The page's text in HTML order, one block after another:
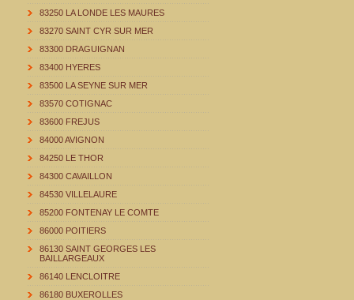
83250 LA LONDE LES MAURES
83270 SAINT CYR SUR MER
83300 DRAGUIGNAN
83400 HYERES
83500 LA SEYNE SUR MER
83570 COTIGNAC
83600 FREJUS
84000 AVIGNON
84250 LE THOR
84300 CAVAILLON
84530 VILLELAURE
85200 FONTENAY LE COMTE
86000 POITIERS
86130 SAINT GEORGES LES
BAILLARGEAUX
86140 LENCLOITRE
86180 BUXEROLLES